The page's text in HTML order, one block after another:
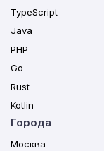
TypeScript
Java
PHP
Go
Rust
Kotlin
Города
Москва